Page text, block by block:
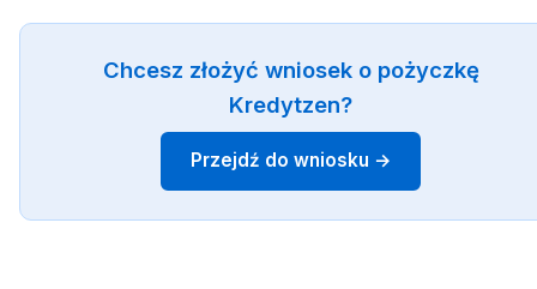
Chcesz złożyć wniosek o pożyczkę
Kredytzen?
Przejdź do wniosku →